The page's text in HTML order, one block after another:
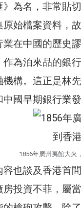
》為名，非常貼
原始檔案資料，
業在中國的歷史
作為泊來品的銀
機構。這正是林
國早期銀行業發
1856年廣州夷館大火
容也談及香港首
房投資不菲，屬